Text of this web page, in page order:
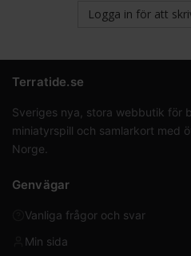
Logga in för att
Terratide.se
Sveriges nya, stora webbutik för
miniatyrspill och samlarkort med
Norge.
Genvägar
Vanliga frågor och svar
Min sida